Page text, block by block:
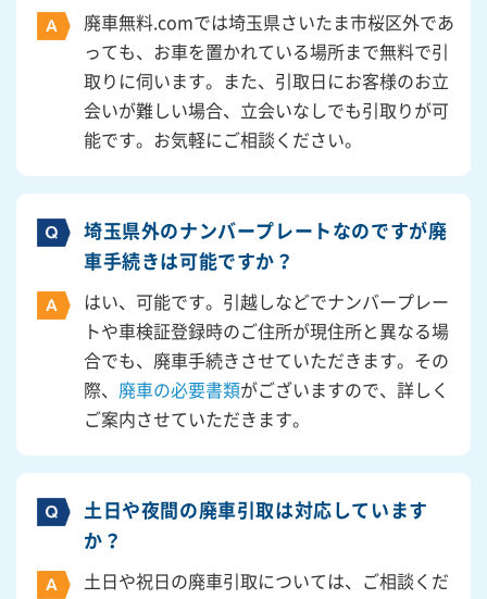
廃車無料.comでは埼玉県さいたま市桜区外であ
っても、お車を置かれている場所まで無料で引
取りに伺います。また、引取日にお客様のお立
会いが難しい場合、立会いなしでも引取りが可
能です。お気軽にご相談ください。
埼玉県外のナンバープレートなのですが廃
車手続きは可能ですか？
はい、可能です。引越しなどでナンバープレー
トや車検証登録時のご住所が現住所と異なる場
合でも、廃車手続きさせていただきます。その
際、 廃車の必要書類がございますので、詳しく
ご案内させていただきます。
土日や夜間の廃車引取は対応しています
か？
土日や祝日の廃車引取については、ご相談くだ